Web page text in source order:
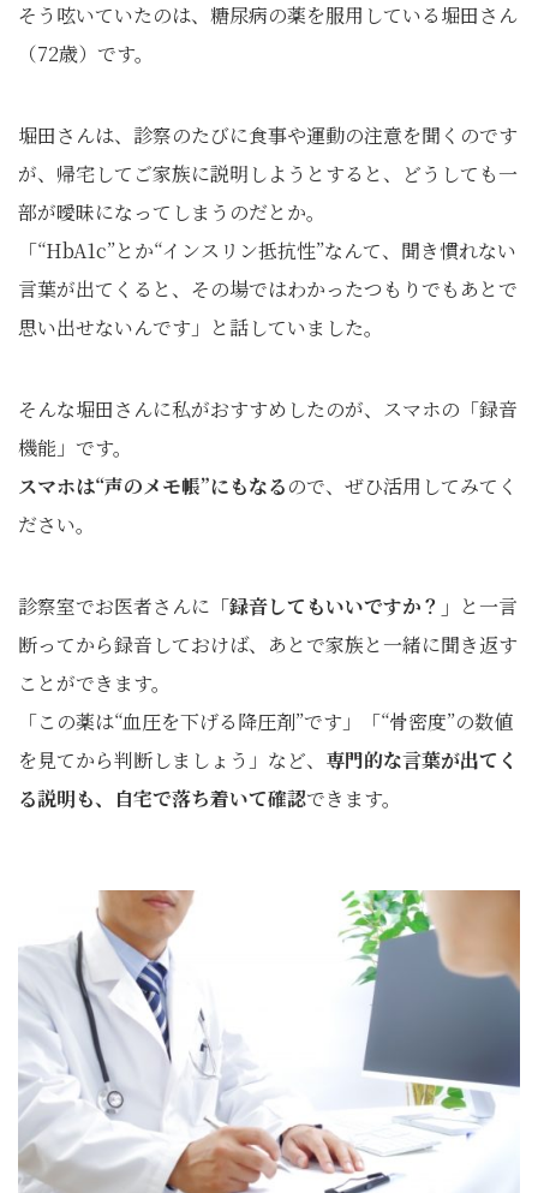
そう呟いていたのは、糖尿病の薬を服用している堀田さん
（72歳）です。
堀田さんは、診察のたびに食事や運動の注意を聞くのです
が、帰宅してご家族に説明しようとすると、どうしても一
部が曖昧になってしまうのだとか。
「“HbA1c”とか“インスリン抵抗性”なんて、聞き慣れない
言葉が出てくると、その場ではわかったつもりでもあとで
思い出せないんです」と話していました。
そんな堀田さんに私がおすすめしたのが、スマホの「録音
機能」です。
スマホは“声のメモ帳”にもなるので、ぜひ活用してみてく
ださい。
診察室でお医者さんに 「録音してもいいですか？」 と一言
断ってから録音しておけば、あとで家族と一緒に聞き返す
ことができます。
「この薬は“血圧を下げる降圧剤”です」「“骨密度”の数値
を見てから判断しましょう」など、 専門的な言葉が出てく
る説明も、自宅で落ち着いて確認できます。